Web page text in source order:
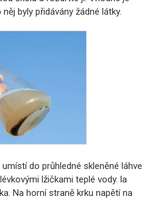
byly přidávány žádné látky.
do průhledné skleněné láhve
lžičkami teplé vody. la
Na horní straně krku napětí na